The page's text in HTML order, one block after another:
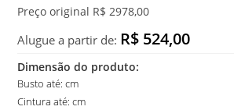
Preço original R$ 2978,00
Alugue a partir de: R$ 524,00
Dimensão do produto:
Busto até: cm
Cintura até: cm